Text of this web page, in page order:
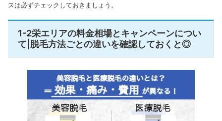
スは必ずチェックしておきましょう。
1-2栄エリアの料金相場とキャンペーンについ
て|脱毛方法ごとの違いを確認しておくと◎